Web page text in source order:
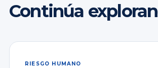
Continúa
RIESGO HUMANO